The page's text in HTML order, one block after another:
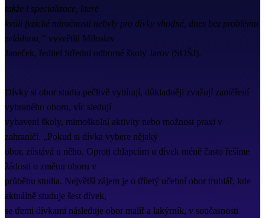
takže i specializace, které
kvůli fyzické náročnosti nebyly pro dívky vhodné, dnes bez problému
zvládnou,“ vysvětlil Miloslav
Janeček, ředitel Střední odborné školy Jarov (SOŠJ).
Dívky si obor studia pečlivě vybírají, důkladněji zvažují zaměření
vybraného oboru, víc sledují
vybavení školy, mimoškolní aktivity nebo možnost praxí v
zahraničí. „Pokud si dívka vybere nějaký
obor, zůstává u něho. Oproti chlapcům u dívek méně často řešíme
žádosti o změnu oboru v
průběhu studia. Největší zájem je o tříletý učební obor truhlář, kde
aktuálně studuje šest dívek,
se třemi dívkami následuje obor malíř a lakýrník, v současnosti